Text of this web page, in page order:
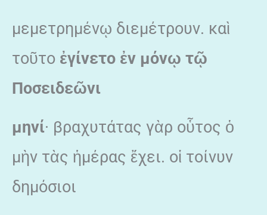
μεμετρημένῳ διεμέτρουν. καὶ
τοῦτο ἐγίνετο ἐν μόνῳ τῷ
Ποσειδεῶνι
μηνί· βραχυτάτας γὰρ οὗτος ὁ
μὴν τὰς ἡμέρας ἔχει. οἱ τοίνυν
δημόσιοι